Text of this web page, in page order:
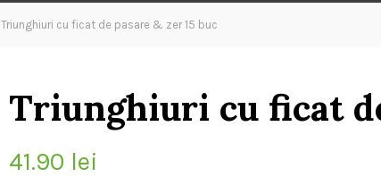
Triunghiuri cu ficat de pasare & zer 15 buc
Triunghiuri cu ficat
41.90 lei